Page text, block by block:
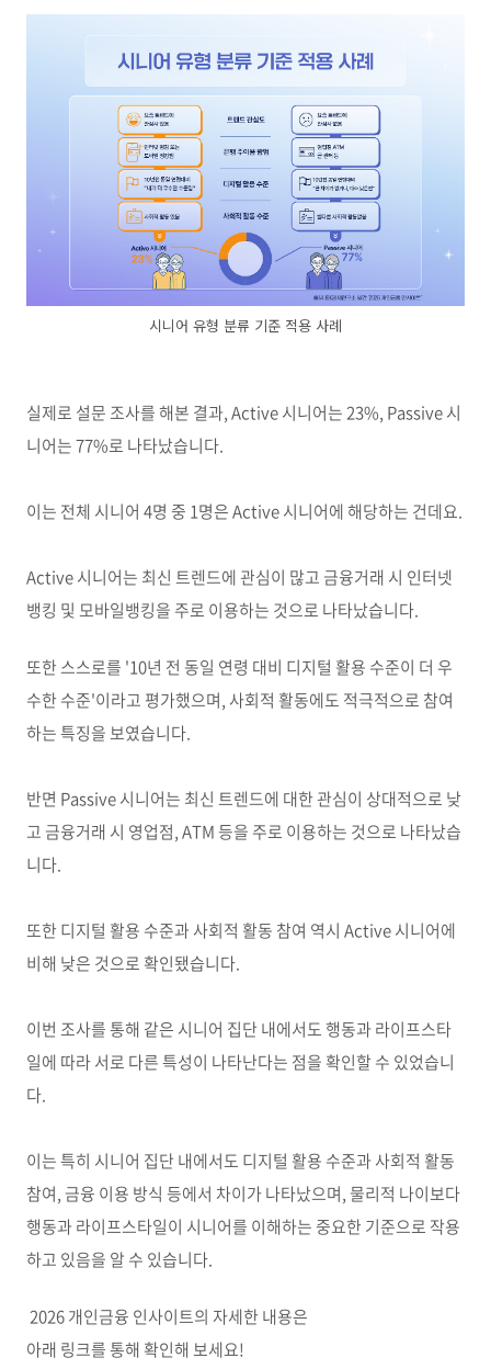
시니어 유형 분류 기준 적용 사례
실제로 설문 조사를 해본 결과, Active 시니어는 23%, Passive 시
니어는 77%로 나타났습니다.
이는 전체 시니어 4명 중 1명은 Active 시니어에 해당하는 건데요.
Active 시니어는 최신 트렌드에 관심이 많고 금융거래 시 인터넷
뱅킹 및 모바일뱅킹을 주로 이용하는 것으로 나타났습니다.
또한 스스로를 '10년 전 동일 연령 대비 디지털 활용 수준이 더 우
수한 수준'이라고 평가했으며, 사회적 활동에도 적극적으로 참여
하는 특징을 보였습니다.
반면 Passive 시니어는 최신 트렌드에 대한 관심이 상대적으로 낮
고 금융거래 시 영업점, ATM 등을 주로 이용하는 것으로 나타났습
니다.
또한 디지털 활용 수준과 사회적 활동 참여 역시 Active 시니어에
비해 낮은 것으로 확인됐습니다.
이번 조사를 통해 같은 시니어 집단 내에서도 행동과 라이프스타
일에 따라 서로 다른 특성이 나타난다는 점을 확인할 수 있었습니
다.
이는 특히 시니어 집단 내에서도 디지털 활용 수준과 사회적 활동
참여, 금융 이용 방식 등에서 차이가 나타났으며, 물리적 나이보다
행동과 라이프스타일이 시니어를 이해하는 중요한 기준으로 작용
하고 있음을 알 수 있습니다.
2026 개인금융 인사이트의 자세한 내용은
아래 링크를 통해 확인해 보세요!